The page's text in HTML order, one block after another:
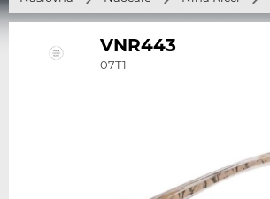
VNR443
07T1